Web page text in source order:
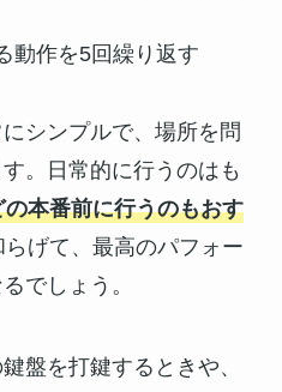
動作を5回繰り返す
シンプルで、場所を問
。日常的に行うのはも
本番前に行うのもおす
げて、最高のパフォー
でしょう。
盤を打鍵するときや、